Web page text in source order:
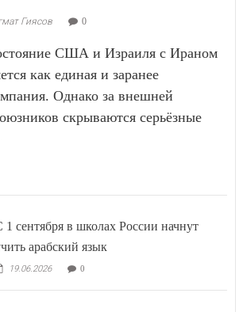
Гиясов 0
США и Израиля с Ираном
как единая и заранее
Однако за внешней
скрываются серьёзные
1 сентября в школах России начнут
арабский язык
19.06.2026 0